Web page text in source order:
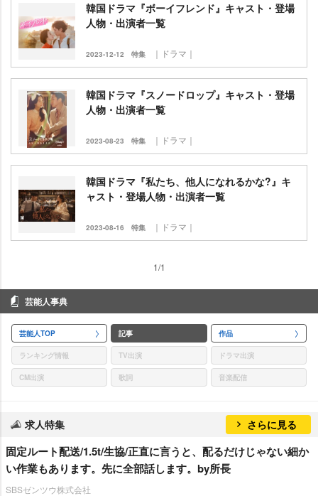
韓国ドラマ『ボーイフレンド』キャスト・登場
人物・出演者一覧
2023-12-12 特集 ｜ドラマ｜
韓国ドラマ『スノードロップ』キャスト・登場
人物・出演者一覧
2023-08-23 特集 ｜ドラマ｜
韓国ドラマ『私たち、他人になれるかな?』キ
ャスト・登場人物・出演者一覧
2023-08-16 特集 ｜ドラマ｜
1/1
芸能人事典
芸能人TOP 記事 作品
ランキング情報 TV出演 ドラマ出演
CM出演 歌詞 音楽配信
求人特集 さらに見る
固定ルート配送/1.5t/生協/正直に言うと、配るだけじゃない細か
い作業もあります。先に全部話します。by所長
SBSゼンツウ株式会社